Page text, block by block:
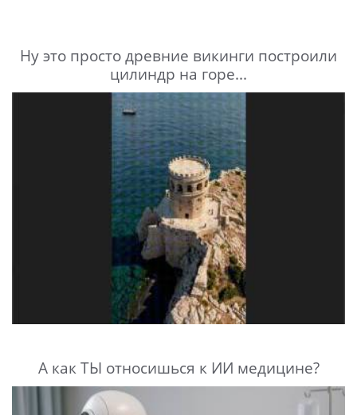
Ну это просто древние викинги построили
цилиндр на горе...
А как ТЫ относишься к ИИ медицине?